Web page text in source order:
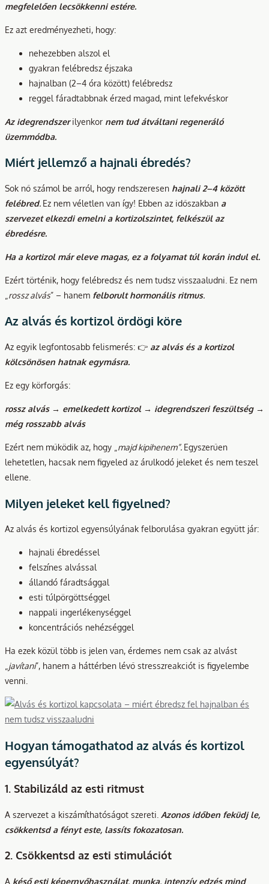
megfelelően lecsökkenni estére.
Ez azt eredményezheti, hogy:
nehezebben alszol el
gyakran felébredsz éjszaka
hajnalban (2–4 óra között) felébredsz
reggel fáradtabbnak érzed magad, mint lefekvéskor
Az idegrendszerilyenkor nem tud átváltani regeneráló
üzemmódba.
Miért jellemző a hajnali ébredés?
Sok nő számol be arról, hogy rendszeresen hajnali 2–4 között
felébred. Ez nem véletlen van így! Ebben az időszakban a
szervezet elkezdi emelni a kortizolszintet, felkészül az
ébredésre.
Ha a kortizol már eleve magas, ez a folyamat túl korán indul el.
Ezért történik, hogy felébredsz és nem tudsz visszaaludni. Ez nem
rossz alvás” – hanem felborult hormonális ritmus.
Az alvás és kortizol ördögi köre
Az egyik legfontosabb felismerés: 👉 az alvás és a kortizol
kölcsönösen hatnak egymásra.
Ez egy körforgás:
rossz alvás → emelkedett kortizol → idegrendszeri feszültség →
még rosszabb alvás
Ezért nem működik az, hogy „ majd kipihenem”. Egyszerűen
lehetetlen, hacsak nem figyeled az árulkodó jeleket és nem teszel
ellene.
Milyen jeleket kell figyelned?
Az alvás és kortizol egyensúlyának felborulása gyakran együtt jár:
hajnali ébredéssel
felszínes alvással
állandó fáradtsággal
esti túlpörgöttséggel
nappali ingerlékenységgel
koncentrációs nehézséggel
Ha ezek közül több is jelen van, érdemes nem csak az alvást
javítani”, hanem a háttérben lévő stresszreakciót is figyelembe
venni.
Hogyan támogathatod az alvás és kortizol
egyensúlyát?
1. Stabilizáld az esti ritmust
A szervezet a kiszámíthatóságot szereti. Azonos időben feküdj le,
csökkentsd a fényt este, lassíts fokozatosan.
2. Csökkentsd az esti stimulációt
A késő esti képernyőhasználat, munka, intenzív edzés mind